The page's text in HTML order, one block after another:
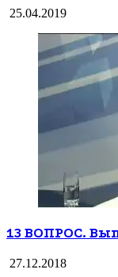
25.04.2019
13 ВОПРОС.
27.12.2018